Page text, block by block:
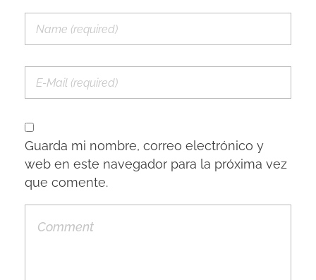
Guarda mi nombre, correo electrónico y
web en este navegador para la próxima vez
que comente.